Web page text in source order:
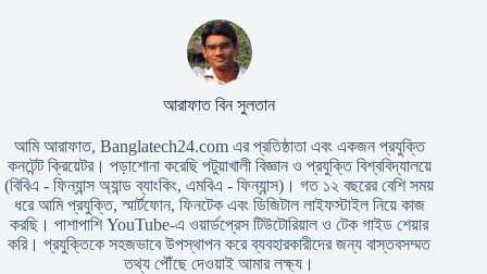
আরাফাত বিন সুলতান
আমি আরাফাত, Banglatech24.com এর প্রতিষ্ঠাতা এবং একজন প্রযুক্তি
কনটেন্ট ক্রিয়েটর। পড়াশোনা করেছি পটুয়াখালী বিজ্ঞান ও প্রযুক্তি বিশ্ববিদ্যালয়ে
(বিবিএ - ফিন্যান্স অ্যান্ড ব্যাংকিং, এমবিএ - ফিন্যান্স)। গত ১২ বছরের বেশি সময়
ধরে আমি প্রযুক্তি, স্মার্টফোন, ফিনটেক এবং ডিজিটাল লাইফস্টাইল নিয়ে কাজ
করছি। পাশাপাশি YouTube-এ ওয়ার্ডপ্রেস টিউটোরিয়াল ও টেক গাইড শেয়ার
করি। প্রযুক্তিকে সহজভাবে উপস্থাপন করে ব্যবহারকারীদের জন্য বাস্তবসম্মত
তথ্য পৌঁছে দেওয়াই আমার লক্ষ্য।